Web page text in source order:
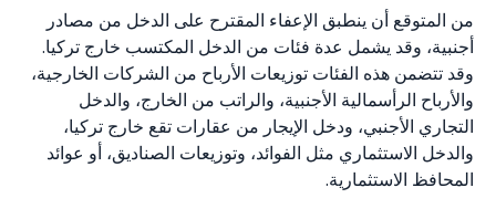
من المتوقع أن ينطبق الإعفاء المقترح على الدخل من مصادر
أجنبية، وقد يشمل عدة فئات من الدخل المكتسب خارج تركيا.
وقد تتضمن هذه الفئات توزيعات الأرباح من الشركات الخارجية،
والأرباح الرأسمالية الأجنبية، والراتب من الخارج، والدخل
التجاري الأجنبي، ودخل الإيجار من عقارات تقع خارج تركيا،
والدخل الاستثماري مثل الفوائد، وتوزيعات الصناديق، أو عوائد
المحافظ الاستثمارية.